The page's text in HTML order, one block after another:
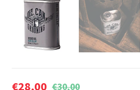
€28,00 €30,00